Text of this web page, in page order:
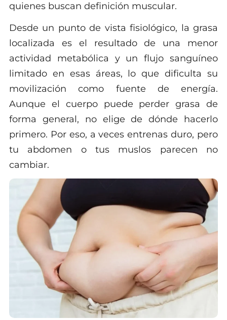
quienes buscan definición muscular.
Desde un punto de vista fisiológico, la grasa
localizada es el resultado de una menor
actividad metabólica y un flujo sanguíneo
limitado en esas áreas, lo que dificulta su
movilización como fuente de energía.
Aunque el cuerpo puede perder grasa de
forma general, no elige de dónde hacerlo
primero. Por eso, a veces entrenas duro, pero
tu abdomen o tus muslos parecen no
cambiar.